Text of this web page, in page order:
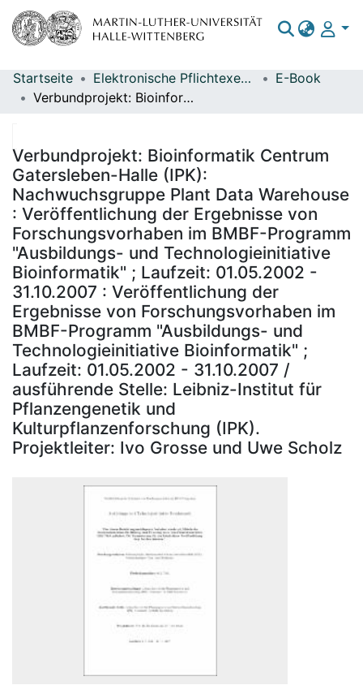
Bereiche & Sammlungen
Statistiken
Startseite Elektronische Pflichtexemplare
E-Book
Verbundprojekt: Bioinformatik Centrum Gatersleben-Halle (IPK): Nachwuchsgruppe Plant Data Warehouse : Veröffentlichung der Ergebnisse von Forschungsvorhaben im BMBF-Programm "Ausbildungs- und Technologieinitiative Bioinformatik" ; Laufzeit: 01.05.2002 - 31.10.2007 : Veröffentlichung der Ergebnisse von Forschungsvorhaben im BMBF-Programm "Ausbildungs- und Technologieinitiative Bioinformatik" ; Laufzeit: 01.05.2002 - 31.10.2007 / ausführende Stelle: Leibniz-Institut für Pflanzengenetik und Kulturpflanzenforschung (IPK). Projektleiter: Ivo Grosse und Uwe Scholz
Verbundprojekt: Bioinformatik Centrum
Gatersleben-Halle (IPK):
Nachwuchsgruppe Plant Data Warehouse
: Veröffentlichung der Ergebnisse von
Forschungsvorhaben im BMBF-Programm
"Ausbildungs- und Technologieinitiative
Bioinformatik" ; Laufzeit: 01.05.2002 -
31.10.2007 : Veröffentlichung der
Ergebnisse von Forschungsvorhaben im
BMBF-Programm "Ausbildungs- und
Technologieinitiative Bioinformatik" ;
Laufzeit: 01.05.2002 - 31.10.2007 /
ausführende Stelle: Leibniz-Institut für
Pflanzengenetik und
Kulturpflanzenforschung (IPK).
Projektleiter: Ivo Grosse und Uwe Scholz